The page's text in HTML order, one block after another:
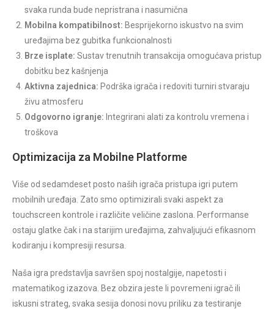
svaka runda bude nepristrana i nasumična
Mobilna kompatibilnost: Besprijekorno iskustvo na svim
uređajima bez gubitka funkcionalnosti
Brze isplate: Sustav trenutnih transakcija omogućava pristup
dobitku bez kašnjenja
Aktivna zajednica: Podrška igrača i redoviti turniri stvaraju
živu atmosferu
Odgovorno igranje: Integrirani alati za kontrolu vremena i
troškova
Optimizacija za Mobilne Platforme
Više od sedamdeset posto naših igrača pristupa igri putem
mobilnih uređaja. Zato smo optimizirali svaki aspekt za
touchscreen kontrole i različite veličine zaslona. Performanse
ostaju glatke čak i na starijim uređajima, zahvaljujući efikasnom
kodiranju i kompresiji resursa.
Naša igra predstavlja savršen spoj nostalgije, napetosti i
matematikog izazova. Bez obzira jeste li povremeni igrač ili
iskusni strateg, svaka sesija donosi novu priliku za testiranje